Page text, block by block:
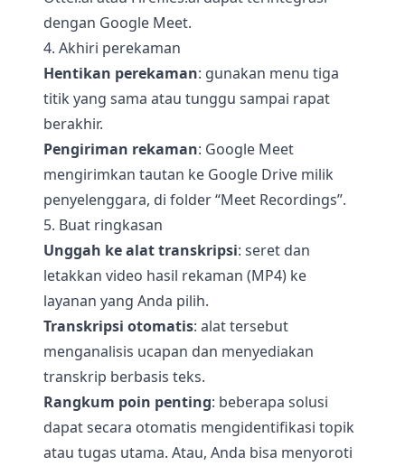
dengan Google Meet.
4. Akhiri perekaman
Hentikan perekaman: gunakan menu tiga
titik yang sama atau tunggu sampai rapat
berakhir.
Pengiriman rekaman: Google Meet
mengirimkan tautan ke Google Drive milik
penyelenggara, di folder “Meet Recordings”.
5. Buat ringkasan
Unggah ke alat transkripsi: seret dan
letakkan video hasil rekaman (MP4) ke
layanan yang Anda pilih.
Transkripsi otomatis: alat tersebut
menganalisis ucapan dan menyediakan
transkrip berbasis teks.
Rangkum poin penting: beberapa solusi
dapat secara otomatis mengidentifikasi topik
atau tugas utama. Atau, Anda bisa menyoroti